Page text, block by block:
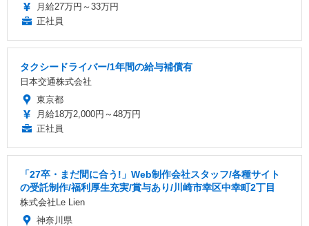
月給27万円～33万円
正社員
タクシードライバー/1年間の給与補償有
日本交通株式会社
東京都
月給18万2,000円～48万円
正社員
「27卒・まだ間に合う!」Web制作会社スタッフ/各種サイト
の受託制作/福利厚生充実/賞与あり/川崎市幸区中幸町2丁目
株式会社Le Lien
神奈川県